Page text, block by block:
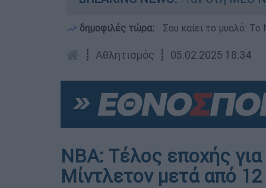
δημοφιλές τώρα: Σου καίει το μυαλό:
┋ Αθλητισμός ┋ 05.02.2025 18:34
NBA: Τέλος εποχής
Μίντλετον μετά από 12